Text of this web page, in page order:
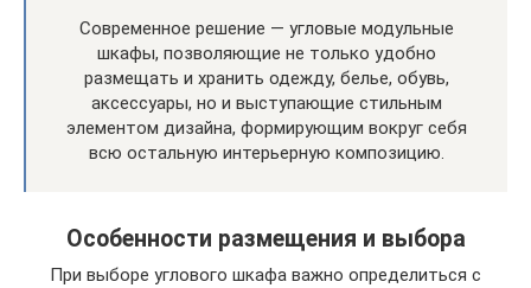
Современное решение — угловые модульные
шкафы, позволяющие не только удобно
размещать и хранить одежду, белье, обувь,
аксессуары, но и выступающие стильным
элементом дизайна, формирующим вокруг себя
всю остальную интерьерную композицию.
Особенности размещения и выбора
При выборе углового шкафа важно определиться с